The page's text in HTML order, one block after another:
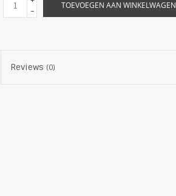
-
TOEVOEGEN AAN WINKELWAGEN
Reviews (0)